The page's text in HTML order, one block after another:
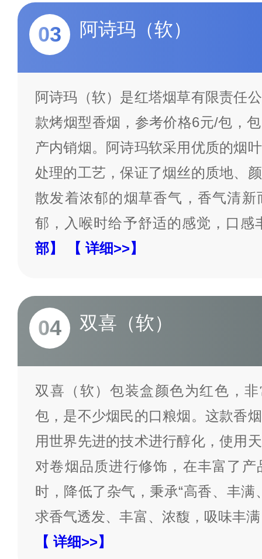
03 阿诗玛（软）
阿诗玛（软）是红塔烟草有限责任
款烤烟型香烟，参考价格6元/包，
产内销烟。阿诗玛软采用优质的烟
处理的工艺，保证了烟丝的质地、
散发着浓郁的烟草香气，香气清
郁，入喉时给予舒适的感觉，口感
部】
【 详细>>】
04 双喜（软）
双喜（软）包装盒颜色为红色，
包，是不少烟民的口粮烟。这款香
用世界先进的技术进行醇化，使用
对卷烟品质进行修饰，在丰富了
时，降低了杂气，秉承“高香、丰满
求香气透发、丰富、浓馥，吸味丰
【 详细>>】